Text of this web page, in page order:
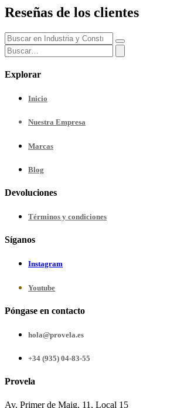
Reseñas de los clientes
Explorar
Inicio
Nuestra Empresa
Marcas
Blog
Devoluciones
Términos y condiciones
Síganos
Instagram
Youtube
Póngase en contacto
hola@provela.es
+34 (935) 04-83-55
Provela
Av. Primer de Maig, 11, Local 15